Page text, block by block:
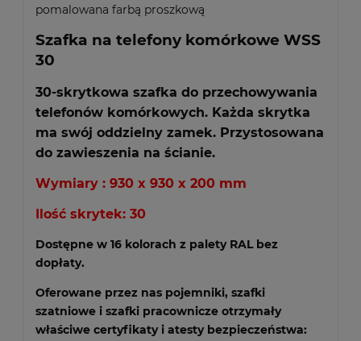
pomalowana farbą proszkową
Szafka na telefony komórkowe WSS
30
30-skrytkowa szafka do przechowywania
telefonów komórkowych. Każda skrytka
ma swój oddzielny zamek. Przystosowana
do zawieszenia na ścianie.
Wymiary : 930 x 930 x 200 mm
Ilość skrytek: 30
Dostępne w 16 kolorach z palety RAL bez
dopłaty.
Oferowane przez nas pojemniki, szafki
szatniowe i szafki pracownicze otrzymały
właściwe certyfikaty i atesty bezpieczeństwa: